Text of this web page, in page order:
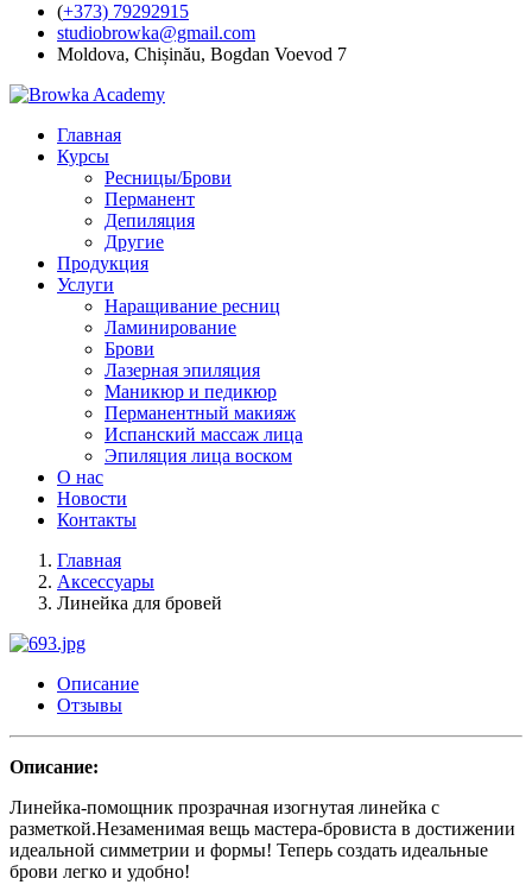
(+373) 79292915
studiobrowka@gmail.com
Moldova, Chișinău, Bogdan Voevod 7
Главная
Курсы
Ресницы/Брови
Перманент
Депиляция
Другие
Продукция
Услуги
Наращивание ресниц
Ламинирование
Брови
Лазерная эпиляция
Маникюр и педикюр
Перманентный макияж
Испанский массаж лица
Эпиляция лица воском
О нас
Новости
Контакты
Главная
Аксессуары
Линейка для бровей
Описание
Отзывы
Описание:
Линейка-помощник прозрачная изогнутая линейка с
разметкой.Незаменимая вещь мастера-бровиста в достижении
идеальной симметрии и формы! Теперь создать идеальные
брови легко и удобно!